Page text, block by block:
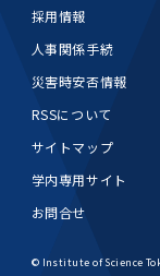
採用情報
人事関係手続
災害時安否情報
RSSについて
サイトマップ
学内専用サイト
お問合せ
© Institute of Science